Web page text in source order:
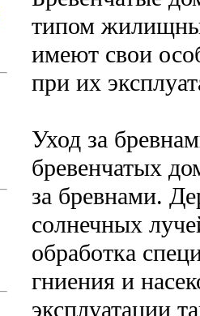
типом
имеют свои
при их
Уход за
бревенчатых
за бревнами.
солнечных
обработка
гниения и
эксплуатации